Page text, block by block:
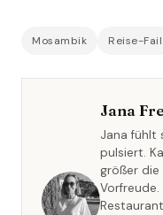
Mosambik Reise-Fail
Jana
Jana fühlt
pulsiert.
größer